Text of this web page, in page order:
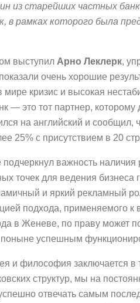
из старейших частных
в рамках которого была
выступил Арно Леклерк,
очень хорошие
мире кризис и высокая
— это тот партнер,
на английский и сообщил,
25% с присутствием в 20
важность наличия
точек для ведения
и яркий рекламный
подхода, применяемого к
в Женеве, по праву может
успешным
и философия заключается в
структур, мы на
отвечать самым